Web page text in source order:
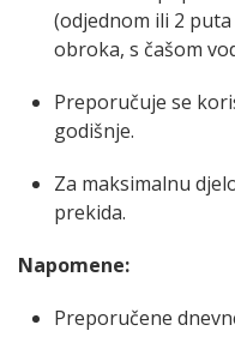
(odjednom ili 2
obroka, s čašom
Preporučuje se
godišnje.
Za maksimalnu
prekida.
Napomene:
Preporučene